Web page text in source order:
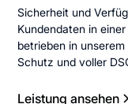
Sicherheit und
Kundendaten in
betrieben in
Schutz und voller
Leistung ansehen